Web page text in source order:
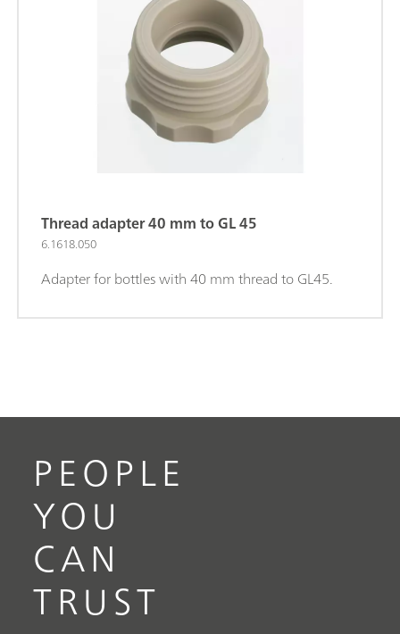
Thread adapter 40 mm to GL 45
6.1618.050
Adapter for bottles with 40 mm thread to GL45.
PEOPLE
YOU
CAN
TRUST